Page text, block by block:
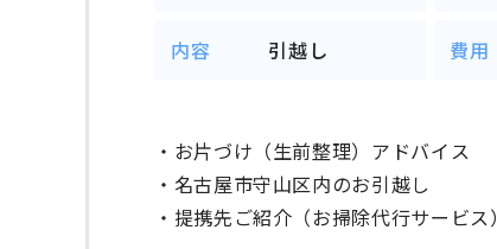
内容 引越し 費用
・お片づけ（生前整理）アドバイス
・名古屋市守山区内のお引越し
・提携先ご紹介（お掃除代行サービス）